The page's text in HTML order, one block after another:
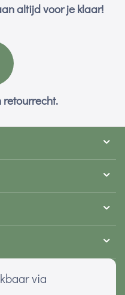
altijd voor je klaar!
via